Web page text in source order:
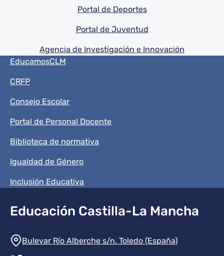
Portal de Deportes
Portal de Juventud
Agencia de Investigación e Innovación
Menú del pie
EducamosCLM
CRFP
Consejo Escolar
Portal de Personal Docente
Biblioteca de normativa
Igualdad de Género
Inclusión Educativa
Educación Castilla-La Mancha
Información de la institución
Bulevar Río Alberche s/n. Toledo (España)